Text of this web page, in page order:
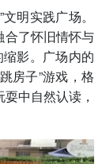
明实践广场。
合了怀旧情怀与
影。广场内的
房子”游戏，格
中自然认读，